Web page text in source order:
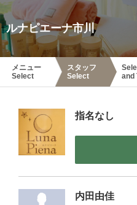
ルナピエーナ市川
メニュー
Select
スタッフ
Select
and
指名なし
内田由佳